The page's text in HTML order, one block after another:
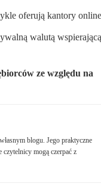
oferują kantory online
walutą wspierającą
ze względu na
blogu. Jego praktyczne
mogą czerpać z